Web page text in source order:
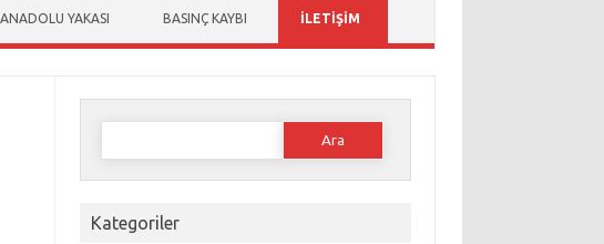
ANADOLU YAKASI BASINÇ KAYBI İLETIŞIM
Arama:
Kategoriler